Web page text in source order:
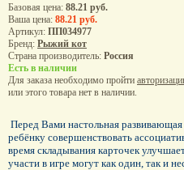
Базовая цена: 88.21 руб.
Ваша цена: 88.21 руб.
Артикул: ПП034977
Бренд: Рыжий кот
Страна производитель: Россия
Есть в наличии
Для заказа необходимо пройти
или этого товара нет в наличии.
Перед Вами настольная
ребёнку совершенствовать
время складывания карточек
участи в игре могут как один, так и